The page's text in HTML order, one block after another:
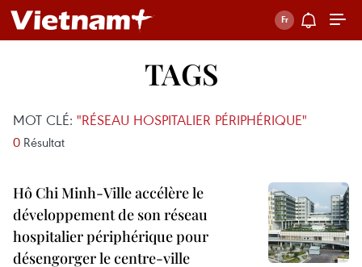
TAGS
MOT CLÉ: "RÉSEAU HOSPITALIER PÉRIPHÉRIQUE"
0 Résultat
Hô Chi Minh-Ville accélère le
développement de son réseau
hospitalier périphérique pour
désengorger le centre-ville